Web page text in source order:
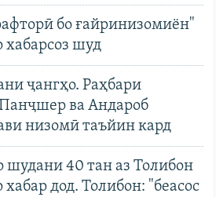
бо ғайринизомиён"
шуд
ҷангҳо. Раҳбари
ва Андароб
низомӣ таъйин кард
шудани 40 тан аз Толибон
дод. Толибон: "беасос